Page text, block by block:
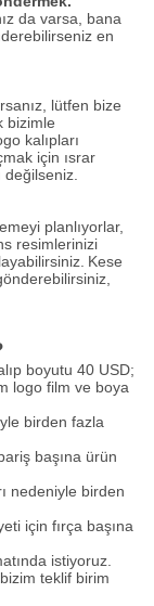
da varsa, bana
en
lütfen bize
bizimle
kalıpları
için ısrar
planlıyorlar,
resimlerinizi
Kese
boyutu 40 USD;
logo film ve boya
birden fazla
başına ürün
nedeniyle birden
için fırça başına
istiyoruz.
teklif birim